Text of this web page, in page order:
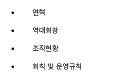
연혁
역대회장
조직현황
회칙 및 운영규칙